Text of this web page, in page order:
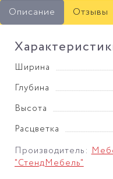
Описание Отзывы
Ширина
Глубина
Высота
Расцветка
Производитель:
"СтендМебель"